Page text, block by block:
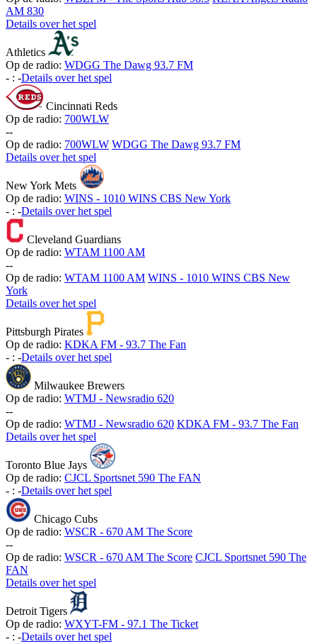
AM 830
Details over het spel
Athletics
Op de radio: WDGG The Dawg 93.7 FM
- : -Details over het spel
Cincinnati Reds
Op de radio: 700WLW
--
Op de radio: 700WLW WDGG The Dawg 93.7 FM
Details over het spel
New York Mets
Op de radio: WINS - 1010 WINS CBS New York
- : -Details over het spel
Cleveland Guardians
Op de radio: WTAM 1100 AM
--
Op de radio: WTAM 1100 AM WINS - 1010 WINS CBS New
York
Details over het spel
Pittsburgh Pirates
Op de radio: KDKA FM - 93.7 The Fan
- : -Details over het spel
Milwaukee Brewers
Op de radio: WTMJ - Newsradio 620
--
Op de radio: WTMJ - Newsradio 620 KDKA FM - 93.7 The Fan
Details over het spel
Toronto Blue Jays
Op de radio: CJCL Sportsnet 590 The FAN
- : -Details over het spel
Chicago Cubs
Op de radio: WSCR - 670 AM The Score
--
Op de radio: WSCR - 670 AM The Score CJCL Sportsnet 590 The
FAN
Details over het spel
Detroit Tigers
Op de radio: WXYT-FM - 97.1 The Ticket
- : -Details over het spel